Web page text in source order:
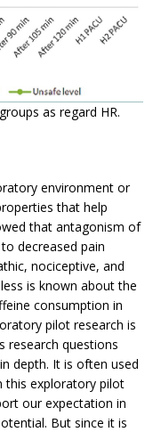
as regard HR.
environment or
that help
that antagonism of
decreased pain
nociceptive, and
is known about the
consumption in
pilot research is
research questions
depth. It is often used
this exploratory pilot
our expectation in
But since it is